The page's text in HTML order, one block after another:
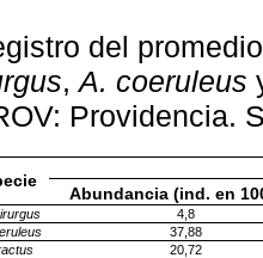
del
,A. coeruleus
Providencia.
Abundancia (ind. en
4,8
37,88
20,72